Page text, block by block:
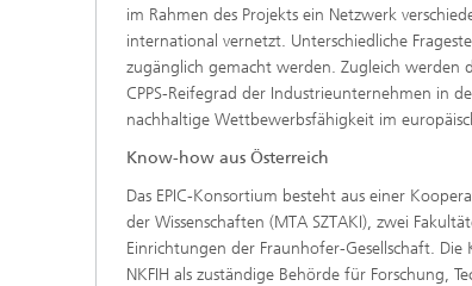
im Rahmen des Projekts ein Netzwerk
international vernetzt. Unterschiedliche
zugänglich gemacht werden. Zugleich werden
CPPS-Reifegrad der Industrieunternehmen in
nachhaltige Wettbewerbsfähigkeit im
Know-how aus Österreich
Das EPIC-Konsortium besteht aus einer
der Wissenschaften (MTA SZTAKI), zwei
Einrichtungen der Fraunhofer-Gesellschaft.
NKFIH als zuständige Behörde für Forschung,